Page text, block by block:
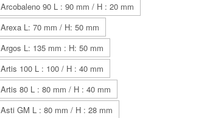
Arcobaleno 90 L : 90 mm / H : 20 mm
Arexa L: 70 mm / H: 50 mm
Argos L: 135 mm : H: 50 mm
Artis 100 L : 100 / H : 40 mm
Artis 80 L : 80 mm / H : 40 mm
Asti GM L : 80 mm / H : 28 mm